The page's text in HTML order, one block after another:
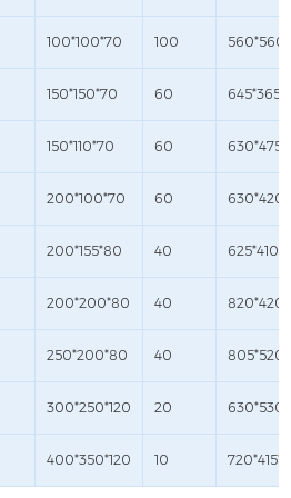
100*100*70 100
150*150*70 60
150*110*70 60
200*100*70 60
200*155*80 40
200*200*80 40
250*200*80 40
300*250*120 20
400*350*120 10